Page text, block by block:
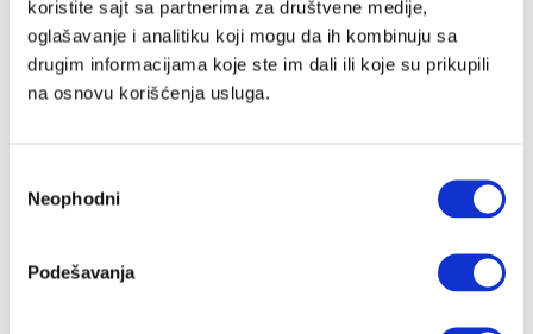
koristite sajt sa partnerima za društvene medije,
oglašavanje i analitiku koji mogu da ih kombinuju sa
drugim informacijama koje ste im dali ili koje su prikupili
na osnovu korišćenja usluga.
сагласности
Neophodni
Podešavanja